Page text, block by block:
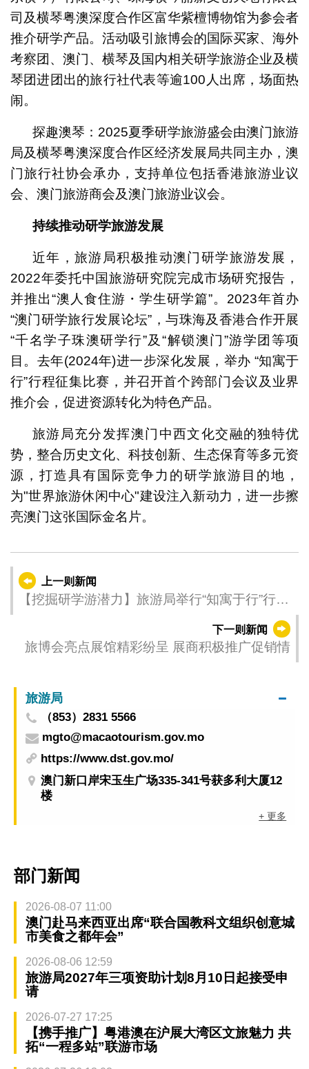
司及横琴粤澳深度合作区富华紫檀博物馆为参会者
推介研学产品。活动吸引旅博会的国际买家、海外
考察团、澳门、横琴及国内相关研学旅游企业及横
琴团进团出的旅行社代表等逾100人出席，场面热
闹。
探趣澳琴：2025夏季研学旅游盛会由澳门旅游
局及横琴粤澳深度合作区经济发展局共同主办，澳
门旅行社协会承办，支持单位包括香港旅游业议
会、澳门旅游商会及澳门旅游业议会。
持续推动研学旅游发展
近年，旅游局积极推动澳门研学旅游发展，
2022年委托中国旅游研究院完成市场研究报告，
并推出“澳人食住游・学生研学篇”。2023年首办
“澳门研学旅行发展论坛”，与珠海及香港合作开展
“千名学子珠澳研学行”及“解锁澳门”游学团等项
目。去年(2024年)进一步深化发展，举办 “知寓于
行”行程征集比赛，并召开首个跨部门会议及业界
推介会，促进资源转化为特色产品。
旅游局充分发挥澳门中西文化交融的独特优
势，整合历史文化、科技创新、生态保育等多元资
源，打造具有国际竞争力的研学旅游目的地，
为"世界旅游休闲中心"建设注入新动力，进一步擦
亮澳门这张国际金名片。
上一则新闻
【挖掘研学游潜力】旅游局举行“知寓于行”行程
下一则新闻
旅博会亮点展馆精彩纷呈 展商积极推广促销情
旅游局
（853）2831 5566
mgto@macaotourism.gov.mo
https://www.dst.gov.mo/
澳门新口岸宋玉生广场335-341号获多利大厦12
楼
+ 更多
部门新闻
2026-08-07 11:00
澳门赴马来西亚出席“联合国教科文组织创意城
市美食之都年会”
2026-08-06 12:59
旅游局2027年三项资助计划8月10日起接受申
请
2026-07-27 17:25
【携手推广】粤港澳在沪展大湾区文旅魅力 共
拓“一程多站”联游市场